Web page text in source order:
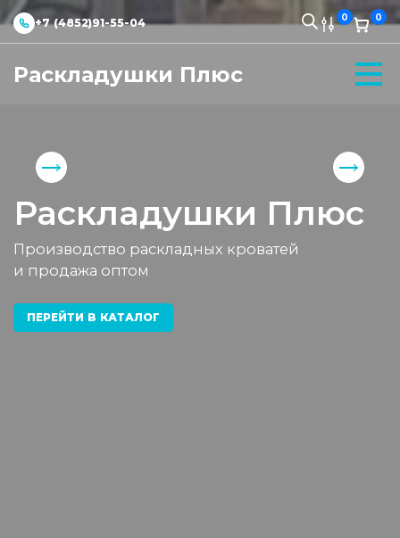
+7 (4852)91-55-04 0 0
Раскладушки Плюс
Раскладушки Плюс
Производство раскладных кроватей
и продажа оптом
ПЕРЕЙТИ В КАТАЛОГ